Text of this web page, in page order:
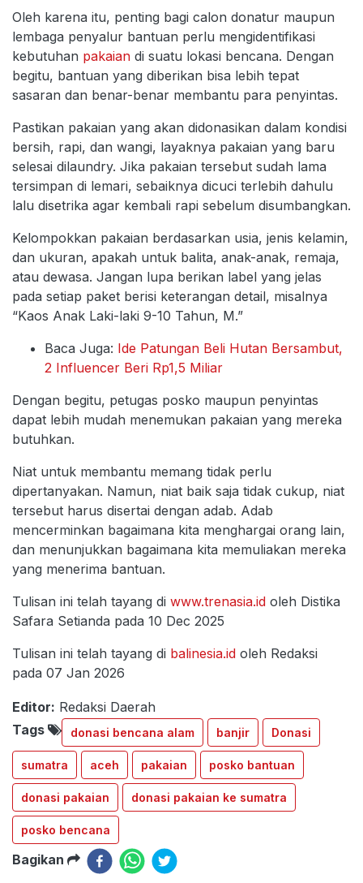
Oleh karena itu, penting bagi calon donatur maupun
lembaga penyalur bantuan perlu mengidentifikasi
kebutuhan pakaian di suatu lokasi bencana. Dengan
begitu, bantuan yang diberikan bisa lebih tepat
sasaran dan benar-benar membantu para penyintas.
Pastikan pakaian yang akan didonasikan dalam kondisi
bersih, rapi, dan wangi, layaknya pakaian yang baru
selesai dilaundry. Jika pakaian tersebut sudah lama
tersimpan di lemari, sebaiknya dicuci terlebih dahulu
lalu disetrika agar kembali rapi sebelum disumbangkan.
Kelompokkan pakaian berdasarkan usia, jenis kelamin,
dan ukuran, apakah untuk balita, anak-anak, remaja,
atau dewasa. Jangan lupa berikan label yang jelas
pada setiap paket berisi keterangan detail, misalnya
“Kaos Anak Laki-laki 9-10 Tahun, M.”
Baca Juga: Ide Patungan Beli Hutan Bersambut,
2 Influencer Beri Rp1,5 Miliar
Dengan begitu, petugas posko maupun penyintas
dapat lebih mudah menemukan pakaian yang mereka
butuhkan.
Niat untuk membantu memang tidak perlu
dipertanyakan. Namun, niat baik saja tidak cukup, niat
tersebut harus disertai dengan adab. Adab
mencerminkan bagaimana kita menghargai orang lain,
dan menunjukkan bagaimana kita memuliakan mereka
yang menerima bantuan.
Tulisan ini telah tayang di www.trenasia.id oleh Distika
Safara Setianda pada 10 Dec 2025
Tulisan ini telah tayang di balinesia.id oleh Redaksi
pada 07 Jan 2026
Editor: Redaksi Daerah
Tags
donasi bencana alam banjir Donasi
sumatra aceh pakaian posko bantuan
donasi pakaian donasi pakaian ke sumatra
posko bencana
Bagikan